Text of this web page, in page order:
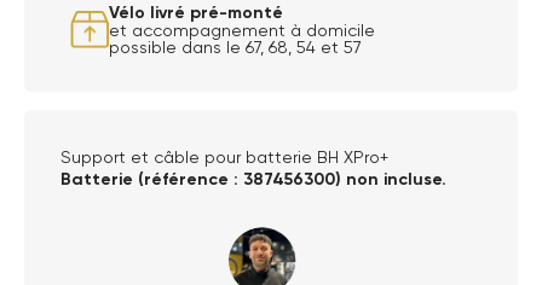
Vélo livré pré-monté
et accompagnement à domicile
possible dans le 67, 68, 54 et 57
Support et câble pour batterie BH XPro+
Batterie (référence : 387456300) non incluse.